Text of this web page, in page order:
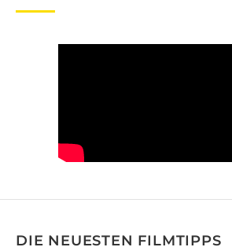
DIE NEUESTEN FILMTIPPS